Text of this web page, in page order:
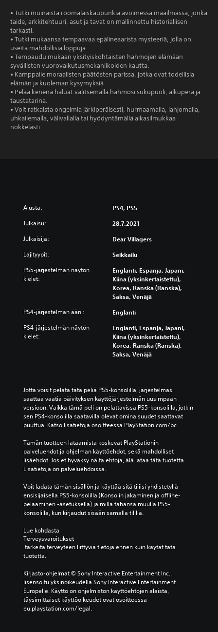
• Tutki muinaista roomalaiskaupunkia avoimessa maailmassa, jonka
taide, arkkitehtuuri, asut ja tavat on mallinnettu historiallisen
tarkasti.
• Tutki mukaansa tempaavaa epälineaarista mysteeriä, jolla on
useita mahdollisia loppuja.
• Tempaudu mukaan yksityiskohtaisten hahmojen elämään
syvällisten vuorovaikutusmekaniikoiden kautta.
• Kamppaile moraalisten päätösten parissa, jotka ovat todellisia
elämän ja kuoleman kysymyksiä.
• Pelaa kenenä haluat valitsemalla hahmosi sukupuoli, alkuperä ja
taustatarina.
• Voit ratkaista ongelmia järkiperäisesti, hurmaamalla, lahjomalla,
uhkailemalla, välivallalla tai hyödyntämällä aikasilmukkaa
nokkelasti.
Alusta: PS4, PS5
Julkaisu: 28.7.2021
Julkaisija: Dear Villagers
Lajityypit: Seikkailu
PS5-järjestelmän näytön
kielet:
Englanti, Espanja, Japani,
Kiina (yksinkertaistettu),
Korea, Ranska (Ranska),
Saksa, Venäjä
PS4-järjestelmän ääni: Englanti
PS4-järjestelmän näytön
kielet:
Englanti, Espanja, Japani,
Kiina (yksinkertaistettu),
Korea, Ranska (Ranska),
Saksa, Venäjä
Jotta voisit pelata tätä peliä PS5-konsolilla, järjestelmäsi
saattaa vaatia päivityksen käyttöjärjestelmän uusimpaan
versioon. Vaikka tämä peli on pelattavissa PS5-konsolilla, jotkin
sen PS4-konsolilla saatavilla olevat ominaisuudet saattavat
puuttua. Katso lisätietoja osoitteessa PlayStation.com/bc.
Tämän tuotteen lataamista koskevat PlayStationin
palveluehdot ja ohjelman käyttöehdot, sekä mahdolliset
lisäehdot. Jos et hyväksy näitä ehtoja, älä lataa tätä tuotetta.
Lisätietoja on palveluehdoissa.
Voit ladata tämän sisällön ja käyttää sitä tiliisi yhdistetyllä
ensisijaisella PS5-konsolilla (Konsolin jakaminen ja offline-
pelaaminen -asetuksella) ja millä tahansa muulla PS5-
konsolilla, kun kirjaudut sisään samalla tilillä.
Lue kohdasta
Terveysvaroitukset
tuotetta.
Kirjasto-ohjelmat © Sony Interactive Entertainment Inc.,
lisensoitu yksinoikeudella Sony Interactive Entertainment
Europelle. Käyttö on ohjelmiston käyttöehtojen alaista,
täysimittaiset käyttöoikeudet ovat osoitteessa
eu.playstation.com/legal.